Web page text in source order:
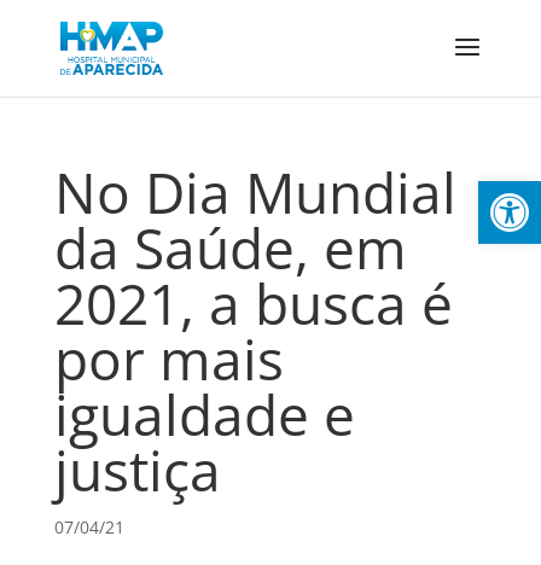
Abrir
No Dia Mundial
da Saúde, em
2021, a busca é
por mais
igualdade e
justiça
07/04/21